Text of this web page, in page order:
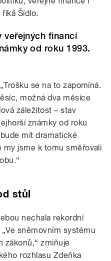
Šídlo.
veřejných financí
od roku 1993.
se na to zapomíná.
možná dva měsíce
záležitost – stav
známky od roku
mít dramatické
my jsme k tomu směřovali
stůl
nechala rekordní
sněmovním systému
zákonů,“ zmiňuje
rozhlasu Zdeňka